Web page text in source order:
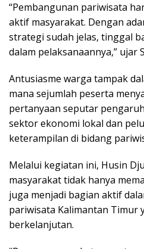
“Pembangunan pariwisata
aktif masyarakat. Dengan
strategi sudah jelas, tinggal
dalam pelaksanaannya,” ujar
Antusiasme warga tampak
mana sejumlah peserta
pertanyaan seputar
sektor ekonomi lokal dan
keterampilan di bidang
Melalui kegiatan ini, Husin
masyarakat tidak hanya
juga menjadi bagian aktif
pariwisata Kalimantan Timur
berkelanjutan.